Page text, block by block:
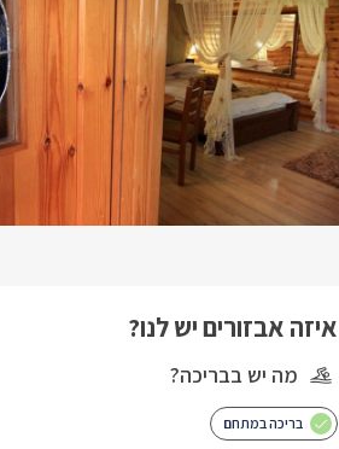
איזה אבזורים יש לנו?
מה יש בבריכה?
בריכה במתחם